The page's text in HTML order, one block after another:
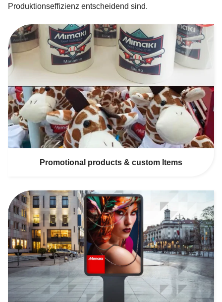
Produktionseffizienz entscheidend sind.
Promotional products & custom Items